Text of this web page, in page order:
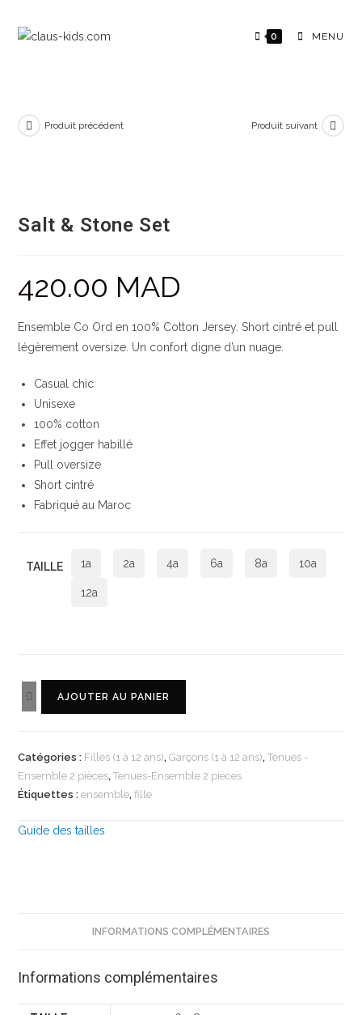
0 MENU
Produit précédent Produit suivant
Salt & Stone Set
420.00 MAD
Ensemble Co Ord en 100% Cotton Jersey. Short cintré et pull
légèrement oversize. Un confort digne d’un nuage.
Casual chic
Unisexe
100% cotton
Effet jogger habillé
Pull oversize
Short cintré
Fabriqué au Maroc
TAILLE 1a 2a 4a 6a 8a 10a
12a
AJOUTER AU PANIER
Catégories : Filles (1 à 12 ans),Garçons (1 à 12 ans),Tenues -
Ensemble 2 pièces,Tenues-Ensemble 2 pièces
Étiquettes :ensemble,fille
Guide des tailles
INFORMATIONS COMPLÉMENTAIRES
Informations complémentaires